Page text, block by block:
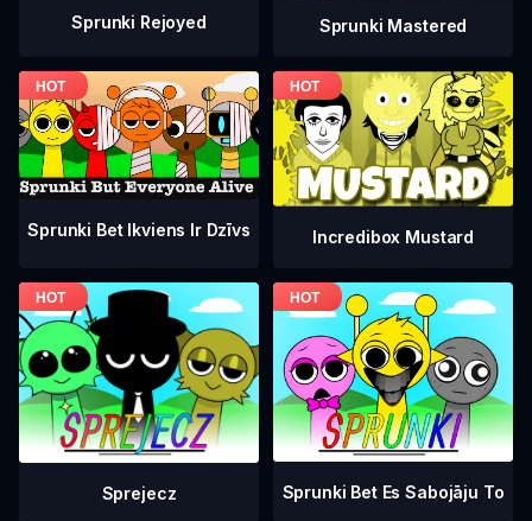
Sprunki Rejoyed Sprunki Mastered
Sprunki Bet Ikviens Ir Dzīvs Incredibox Mustard
Sprejecz Sprunki Bet Es Sabojāju To